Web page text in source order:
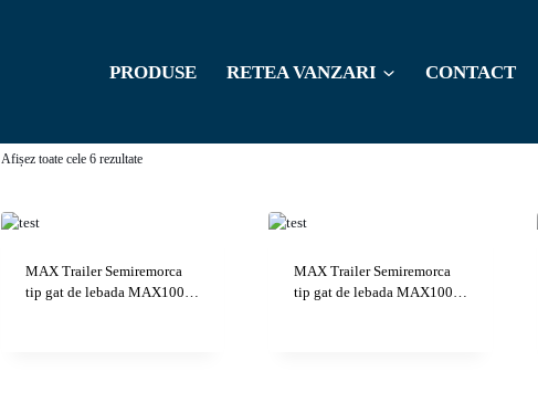
PRODUSE RETEA VANZARI CONTACT
Afișez toate cele 6 rezultateSortat
recente
MAX Trailer Semiremorca
tip gat de lebada MAX100…
MAX Trailer Semiremorca
tip gat de lebada MAX100…